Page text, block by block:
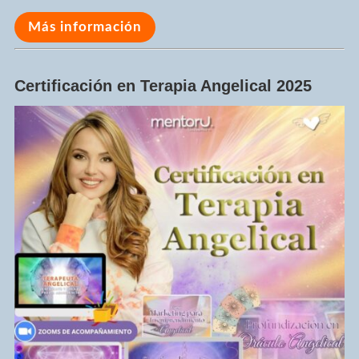
Más información
Certificación en Terapia Angelical 2025